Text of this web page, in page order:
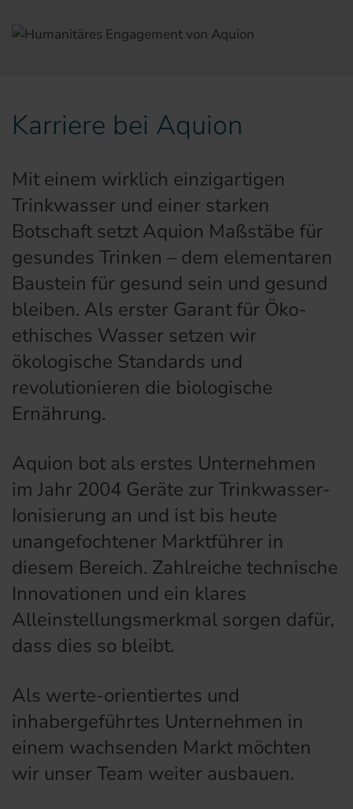
Karriere bei Aquion
Mit einem wirklich einzigartigen
Trinkwasser und einer starken
Botschaft setzt Aquion Maßstäbe für
gesundes Trinken – dem elementaren
Baustein für gesund sein und gesund
bleiben. Als erster Garant für Öko-
ethisches Wasser setzen wir
ökologische Standards und
revolutionieren die biologische
Ernährung.
Aquion bot als erstes Unternehmen
im Jahr 2004 Geräte zur Trinkwasser-
Ionisierung an und ist bis heute
unangefochtener Marktführer in
diesem Bereich. Zahlreiche technische
Innovationen und ein klares
Alleinstellungsmerkmal sorgen dafür,
dass dies so bleibt.
Als werte-orientiertes und
inhabergeführtes Unternehmen in
einem wachsenden Markt möchten
wir unser Team weiter ausbauen.